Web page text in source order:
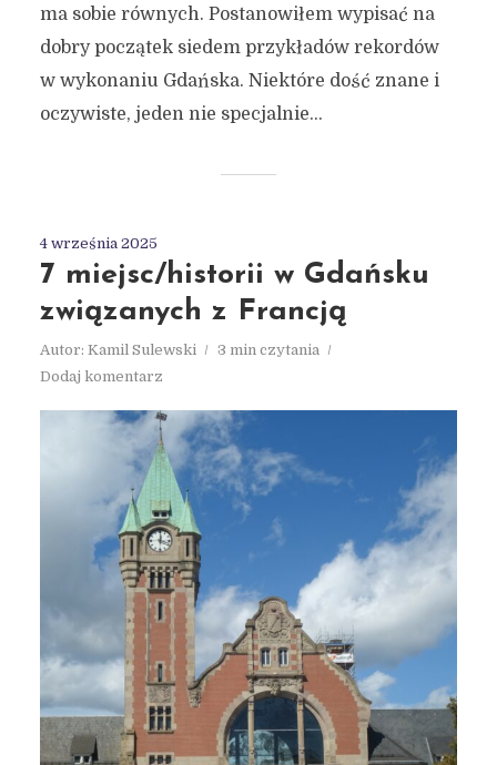
ma sobie równych. Postanowiłem wypisać na
dobry początek siedem przykładów rekordów
w wykonaniu Gdańska. Niektóre dość znane i
oczywiste, jeden nie specjalnie...
4 września 2025
7 miejsc/historii w Gdańsku
związanych z Francją
Autor: Kamil Sulewski
3 min czytania
Dodaj komentarz